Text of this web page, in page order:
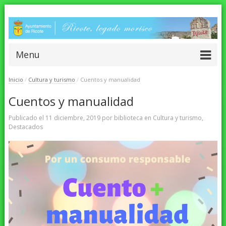
Menu
Inicio / Cultura y turismo / Cuentos y manualidad
Cuentos y manualidad
Publicado el 11 diciembre, 2019por biblioteca en Cultura y turismo,
Destacados